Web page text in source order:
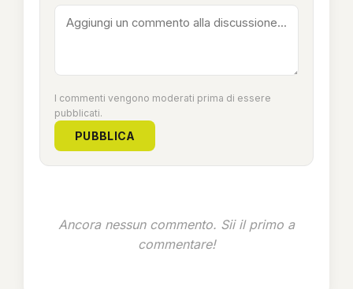
I commenti vengono moderati prima di essere
pubblicati.
PUBBLICA
Ancora nessun commento. Sii il primo a
commentare!